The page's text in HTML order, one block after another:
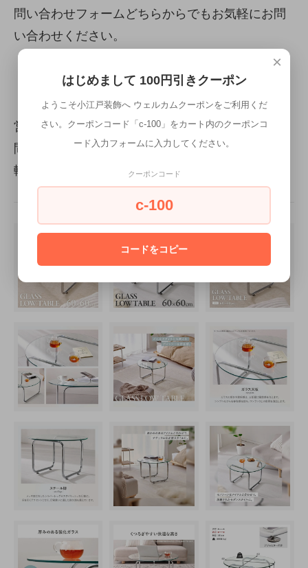
問い合わせフォームどちらからでもお気軽にお問
い合わせください。
まで
お問い合わせフォームはこちらから>>
営業時間は8:00~21:00ですが、少しくらい早い時
間でも、逆に遅い時間でも対応いたします。お気
軽にお問い合わせください。
×
はじめまして 100円引きクーポン
ようこそ小江戸装飾へ ウェルカムクーポンをご利用くだ
さい。クーポンコード「c-100」をカート内のクーポンコ
ード入力フォームに入力してください。
クーポンコード
c-100
コードをコピー